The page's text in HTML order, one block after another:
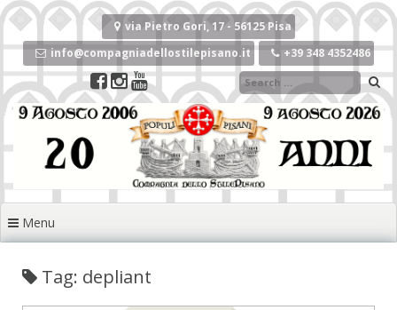
Vai
al
contenuto
via Pietro Gori, 17 - 56125 Pisa
info@compagniadellostilepisano.it
+39 348 4352486
Menu
Tag: depliant